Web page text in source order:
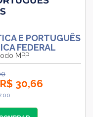
E PORTUGUÊS
FEDERAL
MPP
30,66